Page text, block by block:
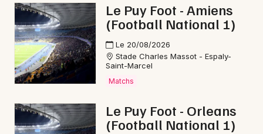
Actus à Mende
Magazine à Mende
Le Puy Foot - Amiens
(Football National 1)
Le 20/08/2026
Stade Charles Massot - Espaly-
Saint-Marcel
Matchs
Le Puy Foot - Orleans
(Football National 1)